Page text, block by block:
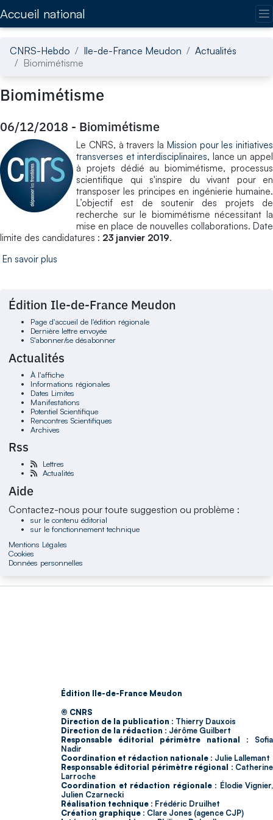
Accueil national
CNRS-Hebdo Ile-de-France Meudon
Actualités
Biomimétisme
Biomimétisme
06/12/2018 - Biomimétisme
Le CNRS, à travers la Mission pour les initiatives
transverses et interdisciplinaires, lance un appel
à projets dédié au biomimétisme, processus
scientifique qui s'inspire du vivant pour en
transposer les principes en ingénierie humaine.
L’objectif est de soutenir des projets de
recherche sur le biomimétisme nécessitant la
mise en place de nouvelles collaborations. Date
limite des candidatures : 23 janvier 2019.
En savoir plus
Édition Ile-de-France Meudon
Page d'accueil de l'édition régionale
Dernière lettre envoyée
S'abonner/se désabonner
Actualités
À l'affiche
Informations régionales
Dates Limites
Manifestations
Potentiel Scientifique
Rencontres Scientifiques
Archives
Rss
Lettres
Actualités
Aide
Contactez-nous pour toute suggestion ou problème :
sur le contenu éditorial
sur le fonctionnement technique
Mentions Légales
Cookies
Données personnelles
Édition Ile-de-France Meudon
© CNRS
Direction de la publication : Thierry Dauxois
Direction de la rédaction : Jérôme Guilbert
Responsable éditorial périmètre national : Sofia
Nadir
Coordination et rédaction nationale : Julie Lallemant
Responsable éditorial périmètre régional : Catherine
Larroche
Coordination et rédaction régionale : Élodie Vignier,
Julien Czarnecki
Réalisation technique : Frédéric Druilhet
Création graphique : Clare Jones (agence CJP)